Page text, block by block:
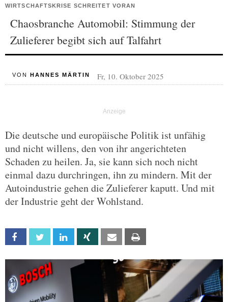
WIRTSCHAFTSKRISE SCHREITET VORAN
Chaosbranche Automobil: Stimmung der
Zulieferer begibt sich auf Talfahrt
VON HANNES MÄRTIN Fr, 10. Oktober 2025
Die deutsche und europäische Politik ist unfähig
und nicht willens, den von ihr angerichteten
Schaden zu heilen. Ja, sie kann sich noch nicht
einmal dazu durchringen, ihn zu mindern. Mit der
Autoindustrie gehen die Zulieferer kaputt. Und mit
der Industrie geht der Wohlstand.
Facebook Twitter Linkedin Xing Email